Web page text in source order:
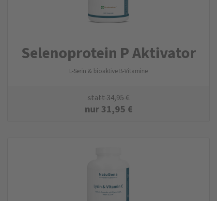
Selenoprotein P Aktivator
L-Serin & bioaktive B-Vitamine
statt34,95€
nur31,95 €